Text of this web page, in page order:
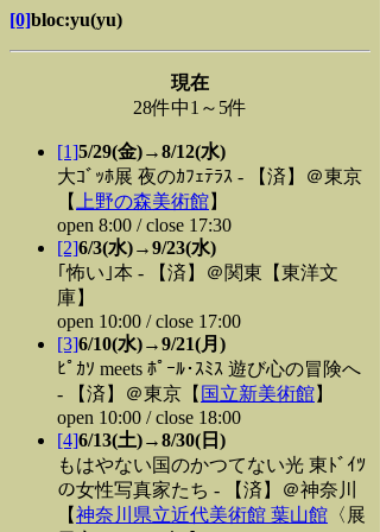
[0]bloc:yu(yu)
現在
28件中1～5件
[1]5/29(金)→8/12(水)
大ｺﾞｯﾎ展 夜のｶﾌｪﾃﾗｽ - 【済】＠東京
【
上野の森美術館】
open 8:00 / close 17:30
[2]6/3(水)→9/23(水)
｢怖い｣本 - 【済】＠関東【東洋文
庫】
open 10:00 / close 17:00
[3]6/10(水)→9/21(月)
ﾋﾟｶｿ meets ﾎﾟｰﾙ･ｽﾐｽ 遊び心の冒険へ
- 【済】＠東京【 国立新美術館】
open 10:00 / close 18:00
[4]6/13(土)→8/30(日)
もはやない国のかつてない光 東ﾄﾞｲﾂ
の女性写真家たち - 【済】＠神奈川
【神奈川県立近代美術館 葉山館 〈展